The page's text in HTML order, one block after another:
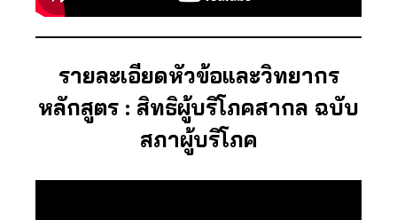
รายละเอียดหัวข้อและวิทยากร
หลักสูตร : สิทธิผู้บริโภคสากล ฉบับ
สภาผู้บริโภค